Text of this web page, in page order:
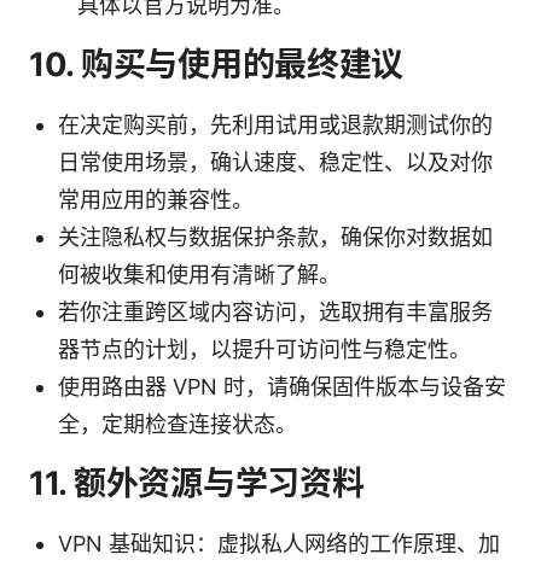
10. 购买与使用的最终建议
在决定购买前，先利用试用或退款期测试你的
日常使用场景，确认速度、稳定性、以及对你
常用应用的兼容性。
关注隐私权与数据保护条款，确保你对数据如
何被收集和使用有清晰了解。
若你注重跨区域内容访问，选取拥有丰富服务
器节点的计划，以提升可访问性与稳定性。
使用路由器 VPN 时，请确保固件版本与设备安
全，定期检查连接状态。
11. 额外资源与学习资料
VPN 基础知识：虚拟私人网络的工作原理、加